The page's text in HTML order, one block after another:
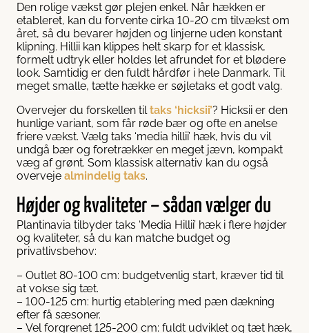
Den rolige vækst gør plejen enkel. Når hækken er
etableret, kan du forvente cirka 10-20 cm tilvækst om
året, så du bevarer højden og linjerne uden konstant
klipning. Hillii kan klippes helt skarp for et klassisk,
formelt udtryk eller holdes let afrundet for et blødere
look. Samtidig er den fuldt hårdfør i hele Danmark. Til
meget smalle, tætte hække er søjletaks et godt valg.
Overvejer du forskellen tiltaks ‘hicksii’? Hicksii er den
hunlige variant, som får røde bær og ofte en anelse
friere vækst. Vælg taks ‘media hillii’ hæk, hvis du vil
undgå bær og foretrækker en meget jævn, kompakt
væg af grønt. Som klassisk alternativ kan du også
overveje almindelig taks.
Højder og kvaliteter – sådan vælger du
Plantinavia tilbyder taks ‘Media Hillii’ hæk i flere højder
og kvaliteter, så du kan matche budget og
privatlivsbehov:
– Outlet 80-100 cm: budgetvenlig start, kræver tid til
at vokse sig tæt.
– 100-125 cm: hurtig etablering med pæn dækning
efter få sæsoner.
– Vel forgrenet 125-200 cm: fuldt udviklet og tæt hæk,